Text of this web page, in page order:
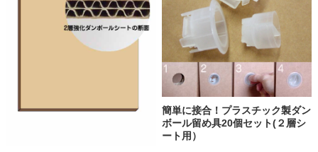
簡単に接合！プラスチック製ダン
ボール留め具20個セット(２層シ
ート用）